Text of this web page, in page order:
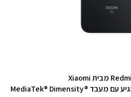
ה-Redmi Note 15 Pro 5G מגיע עם מעבד MediaTek® Dimensity®